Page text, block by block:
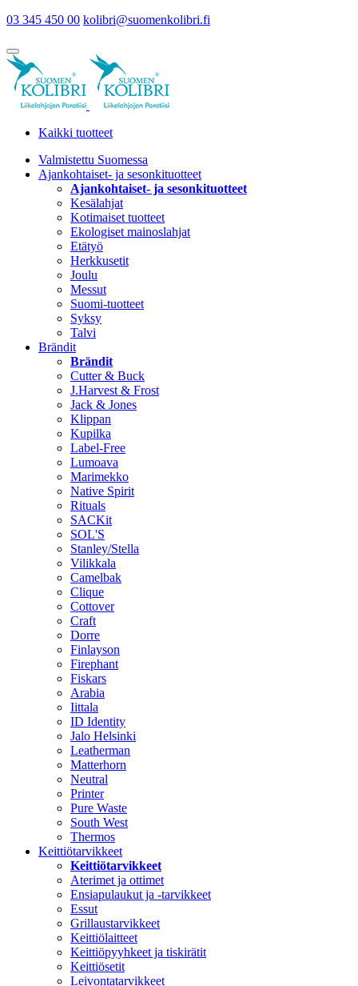
03 345 450 00 kolibri@suomenkolibri.fi
Kaikki tuotteet
Valmistettu Suomessa
Ajankohtaiset- ja sesonkituotteet
Ajankohtaiset- ja sesonkituotteet
Kesälahjat
Kotimaiset tuotteet
Ekologiset mainoslahjat
Etätyö
Herkkusetit
Joulu
Messut
Suomi-tuotteet
Syksy
Talvi
Brändit
Brändit
Cutter & Buck
J.Harvest & Frost
Jack & Jones
Klippan
Kupilka
Label-Free
Lumoava
Marimekko
Native Spirit
Rituals
SACKit
SOL'S
Stanley/Stella
Vilikkala
Camelbak
Clique
Cottover
Craft
Dorre
Finlayson
Firephant
Fiskars
Arabia
Iittala
ID Identity
Jalo Helsinki
Leatherman
Matterhorn
Neutral
Printer
Pure Waste
South West
Thermos
Keittiötarvikkeet
Keittiötarvikkeet
Aterimet ja ottimet
Ensiapulaukut ja -tarvikkeet
Essut
Grillaustarvikkeet
Keittiölaitteet
Keittiöpyyhkeet ja tiskirätit
Keittiösetit
Leivontatarvikkeet